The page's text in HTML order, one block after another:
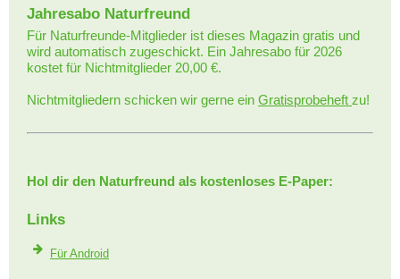
Jahresabo Naturfreund
Für Naturfreunde-Mitglieder ist dieses Magazin gratis und
wird automatisch zugeschickt. Ein Jahresabo für 2026
kostet für Nichtmitglieder 20,00 €.
Nichtmitgliedern schicken wir gerne ein Gratisprobeheft zu!
Hol dir den Naturfreund als kostenloses E-Paper:
Links
Für Android